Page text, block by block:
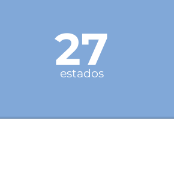
27
estados